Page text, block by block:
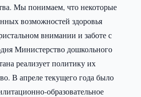
Мы понимаем, что некоторые
возможностей здоровья
внимании и заботе с
Министерство дошкольного
реализует политику их
В апреле текущего года было
образовательное